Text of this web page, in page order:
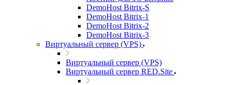
DemoHost Bitrix-S
DemoHost Bitrix-1
DemoHost Bitrix-2
DemoHost Bitrix-3
Виртуальный сервер (VPS)
Виртуальный сервер (VPS)
Виртуальный сервер RED.Site